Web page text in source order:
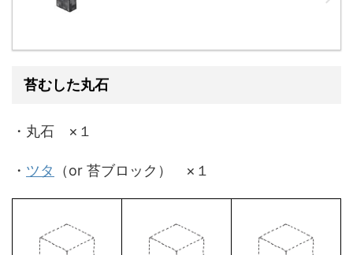
苔むした丸石
・丸石 ×１
・ ツタ （or 苔ブロック） ×１